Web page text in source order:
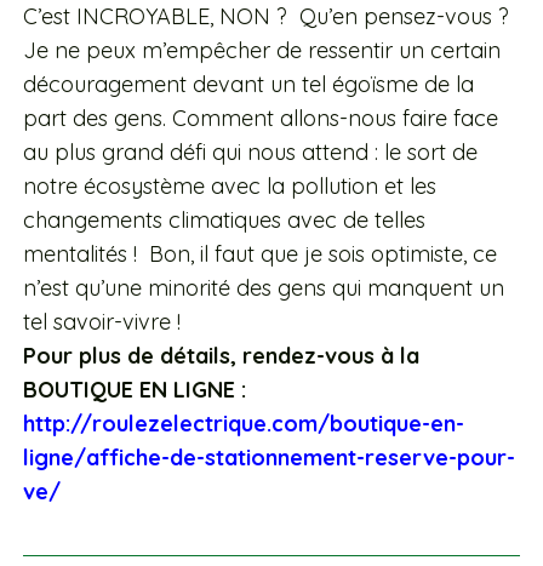
C’est INCROYABLE, NON ? Qu’en pensez-vous ?
Je ne peux m’empêcher de ressentir un certain
découragement devant un tel égoïsme de la
part des gens. Comment allons-nous faire face
au plus grand défi qui nous attend : le sort de
notre écosystème avec la pollution et les
changements climatiques avec de telles
mentalités ! Bon, il faut que je sois optimiste, ce
n’est qu’une minorité des gens qui manquent un
tel savoir-vivre !
Pour plus de détails, rendez-vous à la
BOUTIQUE EN LIGNE :
http://roulezelectrique.com/boutique-en-
ligne/affiche-de-stationnement-reserve-pour-
ve/